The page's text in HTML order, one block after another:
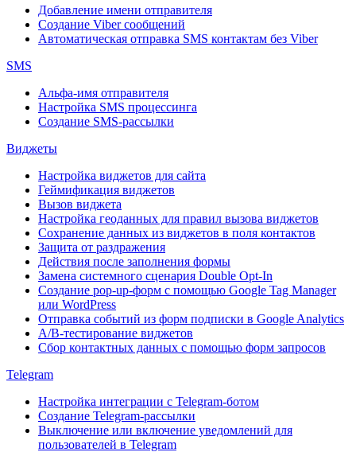
Добавление имени отправителя
Создание Viber сообщений
Автоматическая отправка SMS контактам без Viber
SMS
Альфа-имя отправителя
Настройка SMS процессинга
Создание SMS-рассылки
Виджеты
Настройка виджетов для сайта
Геймификация виджетов
Вызов виджета
Настройка геоданных для правил вызова виджетов
Сохранение данных из виджетов в поля контактов
Защита от раздражения
Действия после заполнения формы
Замена системного сценария Double Opt-In
Создание pop-up-форм с помощью Google Tag Manager
или WordPress
Отправка событий из форм подписки в Google Analytics
A/B-тестирование виджетов
Сбор контактных данных с помощью форм запросов
Telegram
Настройка интеграции с Telegram-ботом
Создание Telegram-рассылки
Выключение или включение уведомлений для
пользователей в Telegram